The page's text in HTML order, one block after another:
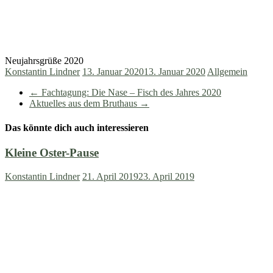
Neujahrsgrüße 2020
Konstantin Lindner 13. Januar 202013. Januar 2020 Allgemein
← Fachtagung: Die Nase – Fisch des Jahres 2020
Aktuelles aus dem Bruthaus →
Das könnte dich auch interessieren
Kleine Oster-Pause
Konstantin Lindner 21. April 201923. April 2019